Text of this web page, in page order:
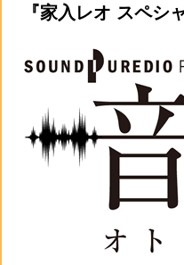
『家入レオ スペシ